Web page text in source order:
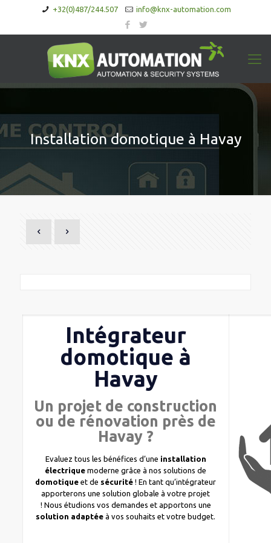
+32(0)487/244.507 info@knx-automation.com
Installation domotique à Havay
Intégrateur
domotique à
Havay
Un projet de construction
ou de rénovation près de
Havay ?
Evaluez tous les bénéfices d’une installation
électrique moderne grâce à nos solutions de
domotique et de sécurité ! En tant qu’intégrateur
apporterons une solution globale à votre projet
! Nous étudions vos demandes et apportons une
solution adaptéeà vos souhaits et votre budget.